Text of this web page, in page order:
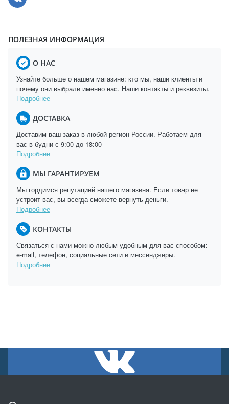
ПОЛЕЗНАЯ ИНФОРМАЦИЯ
О НАС
Узнайте больше о нашем магазине: кто мы, наши клиенты и
почему они выбрали именно нас. Наши контакты и реквизиты.
Подробнее
ДОСТАВКА
Доставим ваш заказ в любой регион России. Работаем для
вас в будни с 9:00 до 18:00
Подробнее
МЫ ГАРАНТИРУЕМ
Мы гордимся репутацией нашего магазина. Если товар не
устроит вас, вы всегда сможете вернуть деньги.
Подробнее
КОНТАКТЫ
Связаться с нами можно любым удобным для вас способом:
e-mail, телефон, социальные сети и мессенджеры.
Подробнее